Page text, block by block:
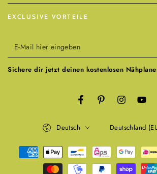
EXCLUSIVE VORTEILE
E-
Mail
hier
Sichere dir jetzt deinen kostenlosen
FacebookPinterestInstagram
Deutsch Deutschland
Zahlungsmöglichkeiten